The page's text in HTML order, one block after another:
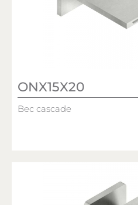
ONX15X20
Bec cascade